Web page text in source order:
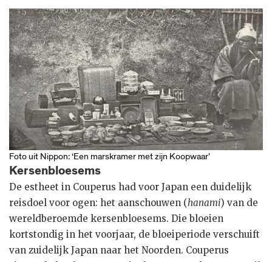
Foto uit Nippon: ‘Een marskramer met zijn Koopwaar’
Kersenbloesems
De estheet in Couperus had voor Japan een duidelijk
reisdoel voor ogen: het aanschouwen (hanami) van de
wereldberoemde kersenbloesems. Die bloeien
kortstondig in het voorjaar, de bloeiperiode verschuift
van zuidelijk Japan naar het Noorden. Couperus